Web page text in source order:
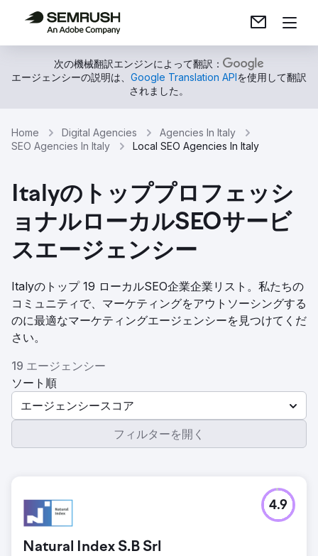
次の機械翻訳エンジンによって翻訳：
エージェンシーの説明は、 Google Translation APIを使用して翻訳
されました。
Home Digital Agencies
Agencies In Italy
SEO Agencies In Italy
Local SEO Agencies In Italy
Italyのトッププロフェッシ
ョナルローカルSEOサービ
スエージェンシー
Italyのトップ 19 ローカルSEO企業企業リスト。私たちの
コミュニティで、マーケティングをアウトソーシングする
のに最適なマーケティングエージェンシーを見つけてくだ
さい。
19 エージェンシー
ソート順
エージェンシースコア
フィルターを開く
Natural Index S.B Srl
4.9